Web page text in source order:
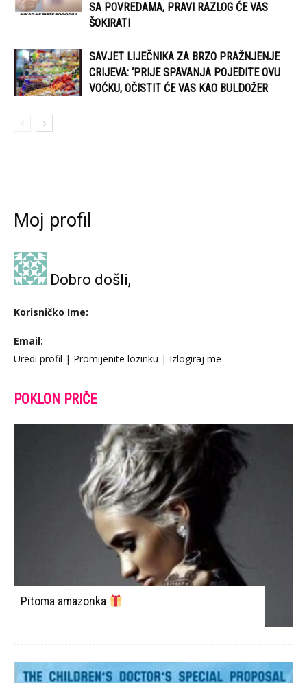
SA POVREDAMA, PRAVI RAZLOG ĆE VAS
ŠOKIRATI
SAVJET LIJEČNIKA ZA BRZO PRAŽNJENJE
CRIJEVA: ‘PRIJE SPAVANJA POJEDITE OVU
VOĆKU, OČISTIT ĆE VAS KAO BULDOŽER
Moj profil
Dobro došli,
Korisničko Ime:
Email:
Uredi profil | Promijenite lozinku | Izlogiraj me
POKLON PRIČE
Pitoma amazonka